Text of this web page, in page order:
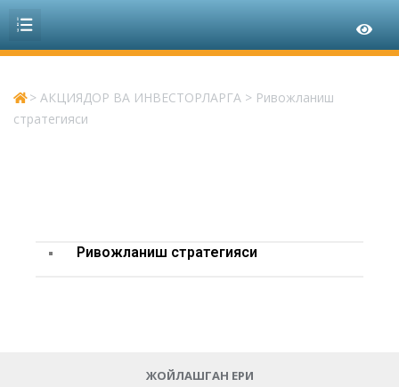
> АКЦИЯДОР ВА ИНВЕСТОРЛАРГА > Ривожланиш
стратегияси
Ривожланиш стратегияси
ЖОЙЛАШГАН ЕРИ